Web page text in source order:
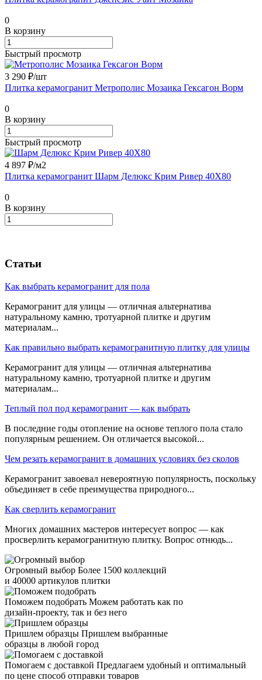
0
В корзину
Быстрый просмотр
3 290 ₽/шт
Плитка керамогранит Метрополис Мозаика Гексагон Ворм
0
В корзину
Быстрый просмотр
4 897 ₽/м2
Плитка керамогранит Шарм Делюкс Крим Ривер 40X80
0
В корзину
Статьи
Как выбрать керамогранит для пола
Керамогранит для улицы — отличная альтернатива
натуральному камню, тротуарной плитке и другим
материалам...
Как правильно выбрать керамогранитную плитку для улицы
Керамогранит для улицы — отличная альтернатива
натуральному камню, тротуарной плитке и другим
материалам...
Теплый пол под керамогранит — как выбрать
В последние годы отопление на основе теплого пола стало
популярным решением. Он отличается высокой...
Чем резать керамогранит в домашних условиях без сколов
Керамогранит завоевал невероятную популярность, поскольку
объединяет в себе преимущества природного...
Как сверлить керамогранит
Многих домашних мастеров интересует вопрос — как
просверлить керамогранитную плитку. Вопрос отнюдь...
Огромный выбор Более 1500 коллекций
и 40000 артикулов плитки
Поможем подобрать Можем работать как по
дизайн-проекту, так и без него
Пришлем образцы Пришлем выбранные
образцы в любой город
Помогаем с доставкой Предлагаем удобный и оптимальный
по цене способ отправки товаров